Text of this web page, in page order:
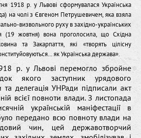
1918 р. у Львові сформувалася Українська
на чолі з Євгеном Петрушевичем, яка взяла
визвольного руху в західно-українських
(19 жовтня) вона проголосила, що Східна
та Закарпаття, які «творять цілісну
як Українська держава».
р. у Львові перемогло збройне
якого заступник урядового
та делегація УНРади підписали акт
всієї повноти влади. З листопада
українській маніфестації в
передано всю повноту влади на
чин, цей державотворчий